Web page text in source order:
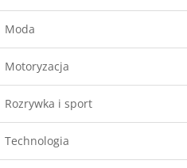
Moda
Motoryzacja
Rozrywka i sport
Technologia